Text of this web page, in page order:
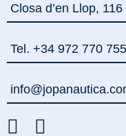
Closa d’en Llop,
Tel. +34 972 770 755